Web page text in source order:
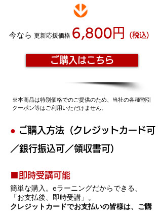
今なら 更新応援価格 6,800 円 （税込）
ご購入はこちら
※本商品は特別価格でのご提供のため、当社の各種割引
クーポン等はご利用いただけません。
● ご購入方法（クレジットカード可
／銀行振込可／領収書可）
​■即時受講可能
簡単な購入。eラーニングだからできる
「お支払後、即時受講」。
クレジットカードでお支払いの皆様は、ご購